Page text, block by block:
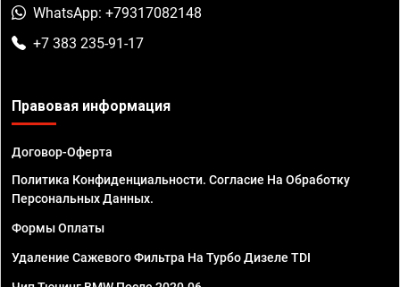
WhatsApp: +79317082148
+7 383 235-91-17
Правовая информация
Договор-Оферта
Политика Конфиденциальности. Согласие На Обработку
Персональных Данных.
Формы Оплаты
Удаление Сажевого Фильтра На Турбо Дизеле TDI